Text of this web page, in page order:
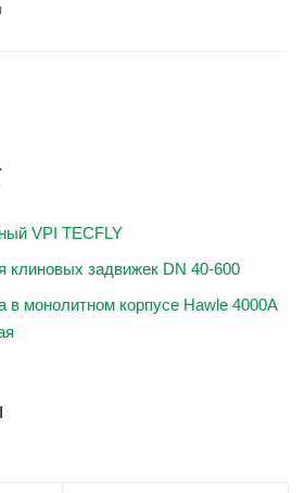
VPI TECFLY
клиновых задвижек DN 40-600
в монолитном корпусе Hawle 4000A